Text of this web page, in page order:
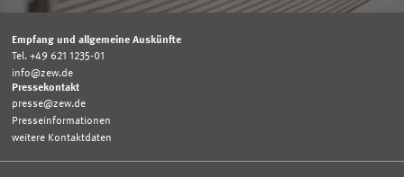
Empfang und allgemeine Auskünfte
Tel. +49 621 1235-01
info@zew.de
Pressekontakt
presse@zew.de
Presseinformationen
weitere Kontaktdaten